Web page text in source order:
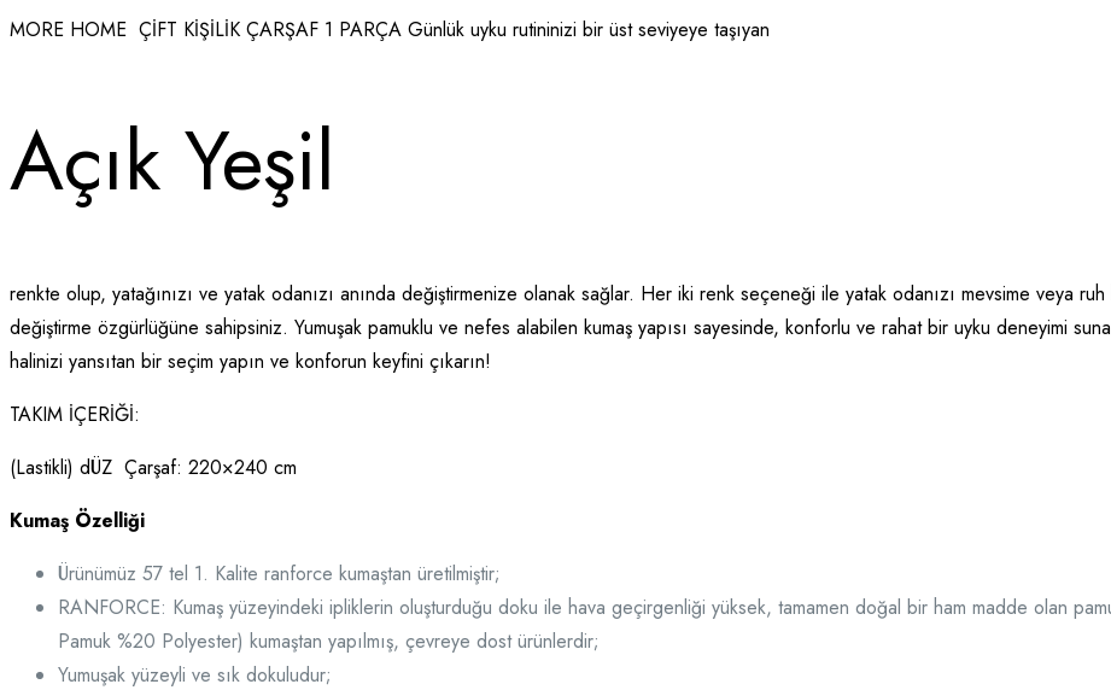
MORE HOME ÇİFT KİŞİLİK ÇARŞAF 1 PARÇA Günlük uyku rutininizi bir üst seviyeye taşıyan
Açık Yeşil
renkte olup, yatağınızı ve yatak odanızı anında değiştirmenize olanak sağlar. Her iki renk seçeneği ile yatak odanızı mevsime veya
değiştirme özgürlüğüne sahipsiniz. Yumuşak pamuklu ve nefes alabilen kumaş yapısı sayesinde, konforlu ve rahat bir uyku deneyimi
halinizi yansıtan bir seçim yapın ve konforun keyfini çıkarın!
TAKIM İÇERİĞİ:
(Lastikli) dÜZ Çarşaf: 220×240 cm
Kumaş Özelliği
Ürünümüz 57 tel 1. Kalite ranforce kumaştan üretilmiştir;
RANFORCE: Kumaş yüzeyindeki ipliklerin oluşturduğu doku ile hava geçirgenliği yüksek, tamamen doğal bir ham madde olan
Pamuk %20 Polyester) kumaştan yapılmış, çevreye dost ürünlerdir;
Yumuşak yüzeyli ve sık dokuludur;